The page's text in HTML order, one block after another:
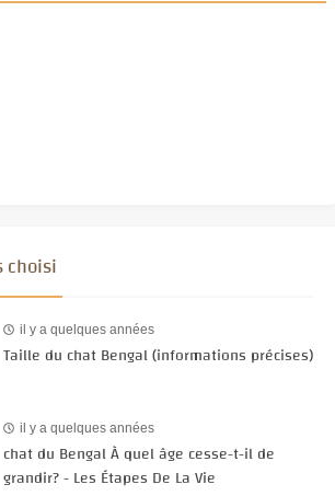
choisi
il y a quelques années
Taille du chat Bengal (informations précises)
il y a quelques années
chat du Bengal À quel âge cesse-t-il de
grandir? - Les Étapes De La Vie